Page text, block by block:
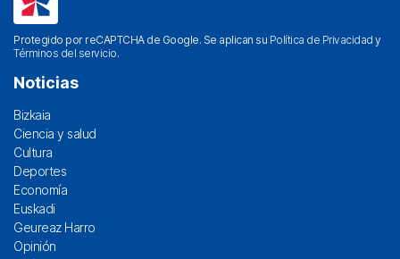
Protegido por reCAPTCHA de Google. Se aplican su Política de Privacidad y
Términos del servicio.
Noticias
Bizkaia
Ciencia y salud
Cultura
Deportes
Economía
Euskadi
Geureaz Harro
Opinión